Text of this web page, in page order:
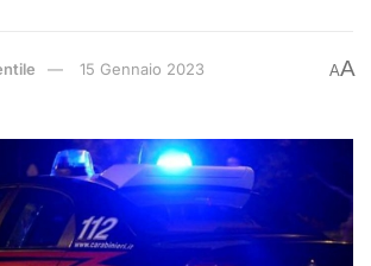
15 Gennaio 2023 AA